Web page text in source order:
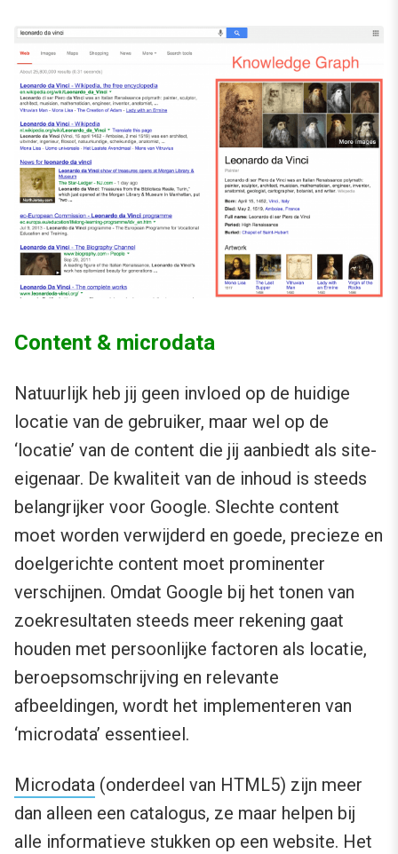
Content & microdata
Natuurlijk heb jij geen invloed op de huidige
locatie van de gebruiker, maar wel op de
‘locatie’ van de content die jij aanbiedt als site-
eigenaar. De kwaliteit van de inhoud is steeds
belangrijker voor Google. Slechte content
moet worden verwijderd en goede, precieze en
doelgerichte content moet prominenter
verschijnen. Omdat Google bij het tonen van
zoekresultaten steeds meer rekening gaat
houden met persoonlijke factoren als locatie,
beroepsomschrijving en relevante
afbeeldingen, wordt het implementeren van
‘microdata’ essentieel.
Microdata (onderdeel van HTML5) zijn meer
dan alleen een catalogus, ze maar helpen bij
alle informatieve stukken op een website. Het